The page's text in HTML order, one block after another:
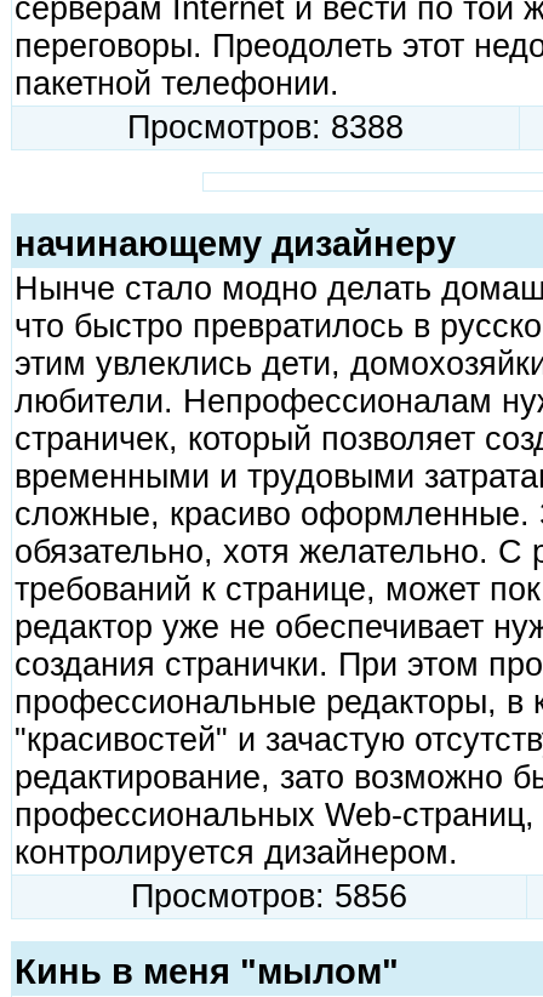
серверам Internet и вести по той
переговоры. Преодолеть этот
пакетной телефонии.
Просмотров: 8388
начинающему дизайнеру
Нынче стало модно делать
что быстро превратилось в
этим увлеклись дети,
любители. Непрофессионалам
страничек, который позволяет
временными и трудовыми
сложные, красиво оформленные.
обязательно, хотя желательно.
требований к странице, может
редактор уже не обеспечивает
создания странички. При этом
профессиональные редакторы, в
"красивостей" и зачастую
редактирование, зато возможно
профессиональных Web-страниц,
контролируется дизайнером.
Просмотров: 5856
Кинь в меня "мылом"